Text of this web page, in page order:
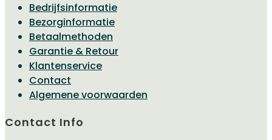
Bedrijfsinformatie
Bezorginformatie
Betaalmethoden
Garantie & Retour
Klantenservice
Contact
Algemene voorwaarden
Contact Info